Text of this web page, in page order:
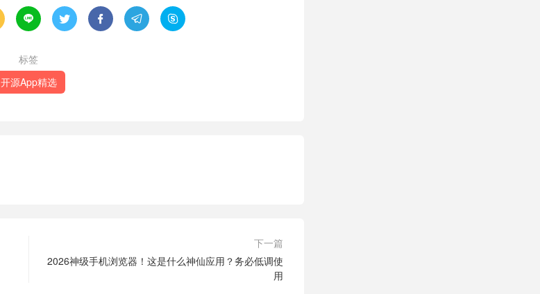
    
标签
开源App精选
下一篇
2026神级手机浏览器！这是什么神仙应用？务必低调使
用